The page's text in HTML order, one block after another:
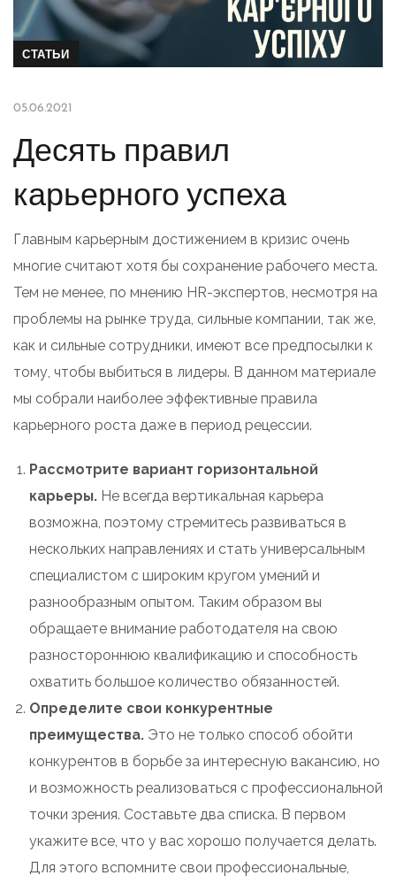
СТАТЬИ
05.06.2021
Десять правил
карьерного успеха
Главным карьерным достижением в кризис очень
многие считают хотя бы сохранение рабочего места.
Тем не менее, по мнению HR-экспертов, несмотря на
проблемы на рынке труда, сильные компании, так же,
как и сильные сотрудники, имеют все предпосылки к
тому, чтобы выбиться в лидеры. В данном материале
мы собрали наиболее эффективные правила
карьерного роста даже в период рецессии.
Рассмотрите вариант горизонтальной
карьеры. Не всегда вертикальная карьера
возможна, поэтому стремитесь развиваться в
нескольких направлениях и стать универсальным
специалистом с широким кругом умений и
разнообразным опытом. Таким образом вы
обращаете внимание работодателя на свою
разностороннюю квалификацию и способность
охватить большое количество обязанностей.
Определите свои конкурентные
преимущества. Это не только способ обойти
конкурентов в борьбе за интересную вакансию, но
и возможность реализоваться с профессиональной
точки зрения. Составьте два списка. В первом
укажите все, что у вас хорошо получается делать.
Для этого вспомните свои профессиональные,